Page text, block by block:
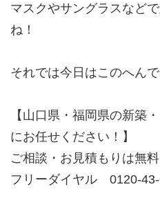
マスクやサングラスなど
ね！
それでは今日はこのへん
【山口県・福岡県の新築
にお任せください！】
ご相談・お見積もりは無
フリーダイヤル 0120-